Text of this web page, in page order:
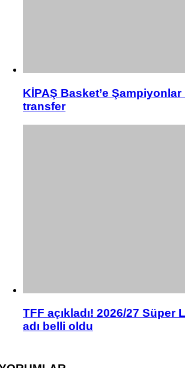
KİPAŞ Basket’e
transfer
TFF açıkladı! 2026/27 Süper
adı belli oldu